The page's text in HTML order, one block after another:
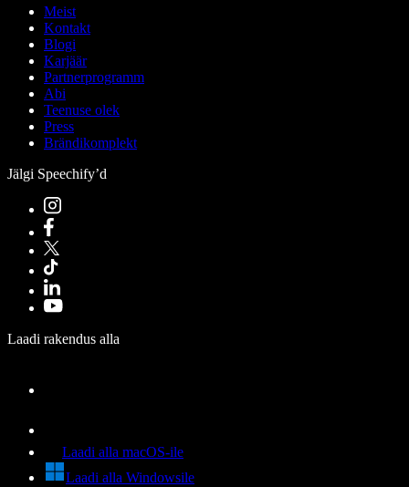
Meist
Kontakt
Blogi
Karjäär
Partnerprogramm
Abi
Teenuse olek
Press
Brändikomplekt
Jälgi Speechify’d
Laadi rakendus alla
Laadi alla macOS-ile
Laadi alla Windowsile